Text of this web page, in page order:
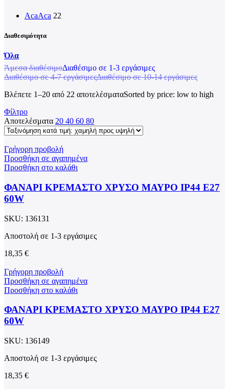
AcaAca 22
Διαθεσιμότητα
Όλα
Άμεσα διαθέσιμοΔιαθέσιμο σε 1-3 εργάσιμες
Διαθέσιμο σε 4-7 εργάσιμεςΔιαθέσιμο σε 10-14 εργάσιμες
Βλέπετε 1–20 από 22 αποτελέσματαSorted by price: low to high
Φίλτρο
Αποτελέσματα 20 40 60 80
Γρήγορη προβολή
Προσθήκη σε αγαπημένα
Προσθήκη στο καλάθι
ΦΑΝΑΡΙ ΚΡΕΜΑΣΤΟ ΧΡΥΣΟ ΜΑΥΡΟ ΙΡ44 Ε27
60W
SKU: 136131
Αποστολή σε 1-3 εργάσιμες
18,35 €
Γρήγορη προβολή
Προσθήκη σε αγαπημένα
Προσθήκη στο καλάθι
ΦΑΝΑΡΙ ΚΡΕΜΑΣΤΟ ΧΡΥΣΟ ΜΑΥΡΟ ΙΡ44 Ε27
60W
SKU: 136149
Αποστολή σε 1-3 εργάσιμες
18,35 €